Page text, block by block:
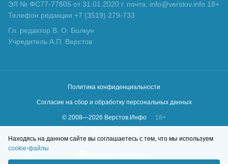
ЭЛ № ФС77-77805 от 31.01.2020 г. почта: info@verstov.info 18+
Телефон редакции +7 (3519) 279-733
Гл. редактор В. О. Болкун
Учредитель А.П. Верстов
Политика конфиденциальности
Согласие на сбор и обработку персональных данных
© 2008—2026 Верстов.Инфо
18+
Находясь на данном сайте вы соглашаетесь с тем, что мы используем
cookie-файлы